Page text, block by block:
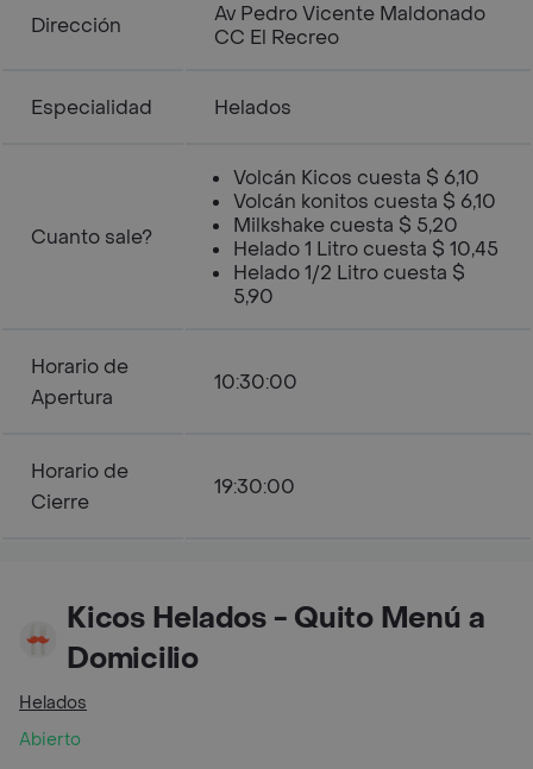
Dirección
Av Pedro Vicente Maldonado
CC El Recreo
Especialidad Helados
Cuanto sale?
Volcán Kicos cuesta $ 6,10
Volcán konitos cuesta $ 6,10
Milkshake cuesta $ 5,20
Helado 1 Litro cuesta $ 10,45
Helado 1/2 Litro cuesta $
5,90
Horario de
Apertura
10:30:00
Horario de
Cierre
19:30:00
Kicos Helados - Quito Menú a
Domicilio
Helados
Abierto